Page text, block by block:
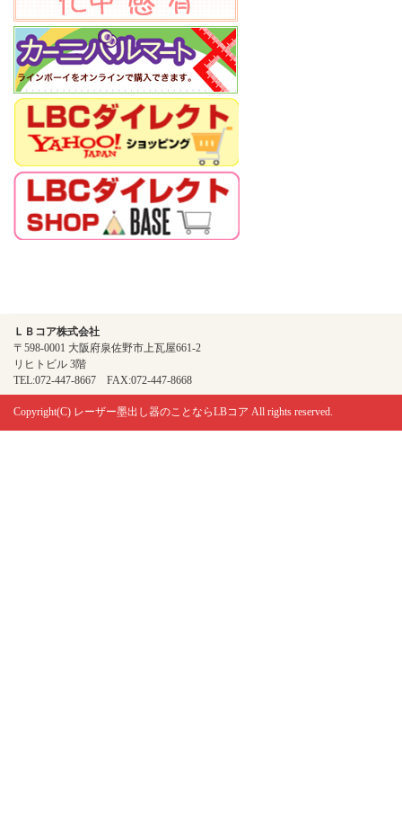
ＬＢコア株式会社
〒598-0001 大阪府泉佐野市上瓦屋661-2
リヒトビル 3階
TEL:072-447-8667 FAX:072-447-8668
Copyright(C) レーザー墨出し器のことならLBコア All rights reserved.